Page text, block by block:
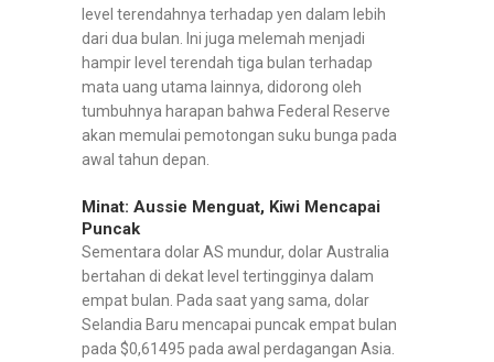
level terendahnya terhadap yen dalam lebih
dari dua bulan. Ini juga melemah menjadi
hampir level terendah tiga bulan terhadap
mata uang utama lainnya, didorong oleh
tumbuhnya harapan bahwa Federal Reserve
akan memulai pemotongan suku bunga pada
awal tahun depan.
Minat: Aussie Menguat, Kiwi Mencapai
Puncak
Sementara dolar AS mundur, dolar Australia
bertahan di dekat level tertingginya dalam
empat bulan. Pada saat yang sama, dolar
Selandia Baru mencapai puncak empat bulan
pada $0,61495 pada awal perdagangan Asia.